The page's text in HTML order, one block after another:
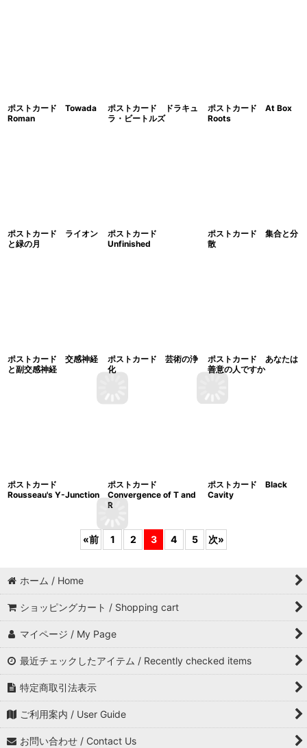
ポストカード Towada
Roman
ポストカード ドラキュ
ラ・ビートルズ
ポストカード At Box
Roots
ポストカード ライオン
と緑の月
ポストカード
Unfinished
ポストカード 集合と分
散
ポストカード 交感神経
と副交感神経
ポストカード 芸術の浄
化
ポストカード あなたは
善意の人ですか
ポストカード
Rousseau's Y-Junction
ポストカード
Convergence of T and
R
ポストカード Black
Cavity
«前 1 2 3 4 5 次»
ホーム / Home
ショッピングカート / Shopping cart
マイページ / My Page
最近チェックしたアイテム / Recently checked items
特定商取引法表示
ご利用案内 / User Guide
お問い合わせ / Contact Us